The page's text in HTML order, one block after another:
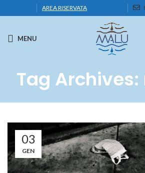
AREA RISERVATA
MENU
Tag
03
GEN